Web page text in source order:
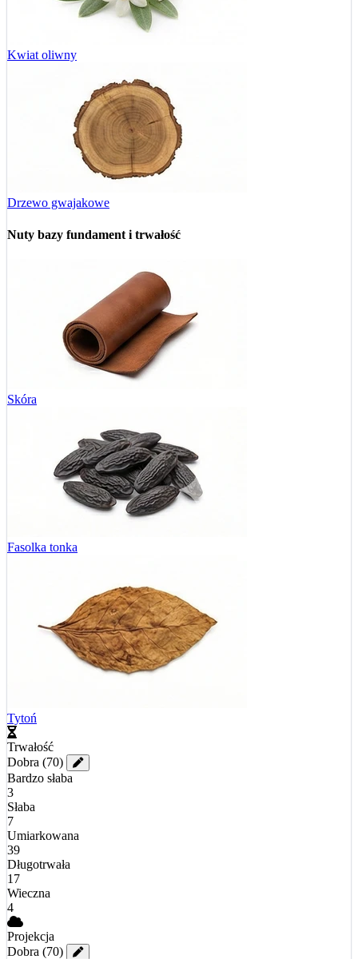
Kwiat oliwny
Drzewo gwajakowe
Nuty bazy fundament i trwałość
Skóra
Fasolka tonka
Tytoń
Trwałość
Dobra (70)
Bardzo słaba
3
Słaba
7
Umiarkowana
39
Długotrwała
17
Wieczna
4
Projekcja
Dobra (70)